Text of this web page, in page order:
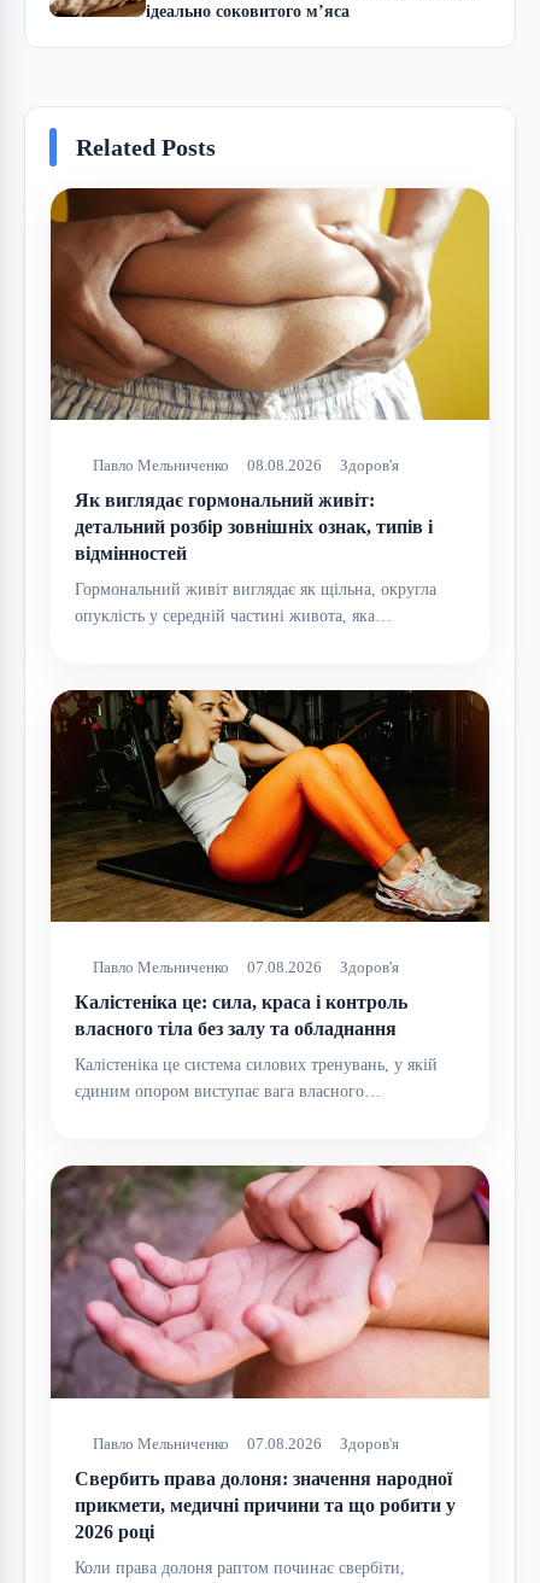
ідеально соковитого м’яса
Related Posts
Павло Мельниченко 08.08.2026 Здоров'я
Як виглядає гормональний живіт:
детальний розбір зовнішніх ознак, типів і
відмінностей
Гормональний живіт виглядає як щільна, округла
опуклість у середній частині живота, яка…
Павло Мельниченко 07.08.2026 Здоров'я
Калістеніка це: сила, краса і контроль
власного тіла без залу та обладнання
Калістеніка це система силових тренувань, у якій
єдиним опором виступає вага власного…
Павло Мельниченко 07.08.2026 Здоров'я
Свербить права долоня: значення народної
прикмети, медичні причини та що робити у
2026 році
Коли права долоня раптом починає свербіти,